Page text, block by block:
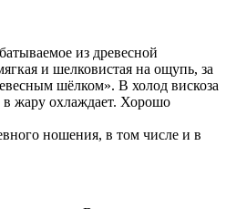
из древесной
и шелковистая на ощупь, за
шёлком». В холод вискоза
в жару охлаждает. Хорошо
ношения, в том числе и в